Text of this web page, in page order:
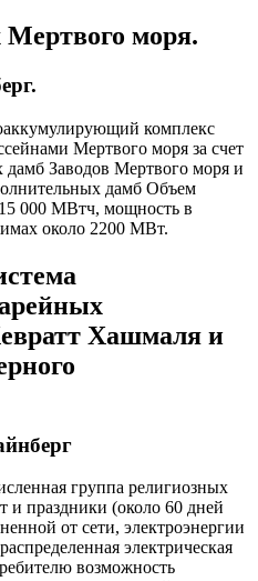
моря.
комплекс
Мертвого моря за счет
Заводов Мертвого моря и
дамб Объем
000 МВтч, мощность в
около 2200 МВт.
Хашмаля и
группа религиозных
праздники (около 60 дней
от сети, электроэнергии
электрическая
возможность